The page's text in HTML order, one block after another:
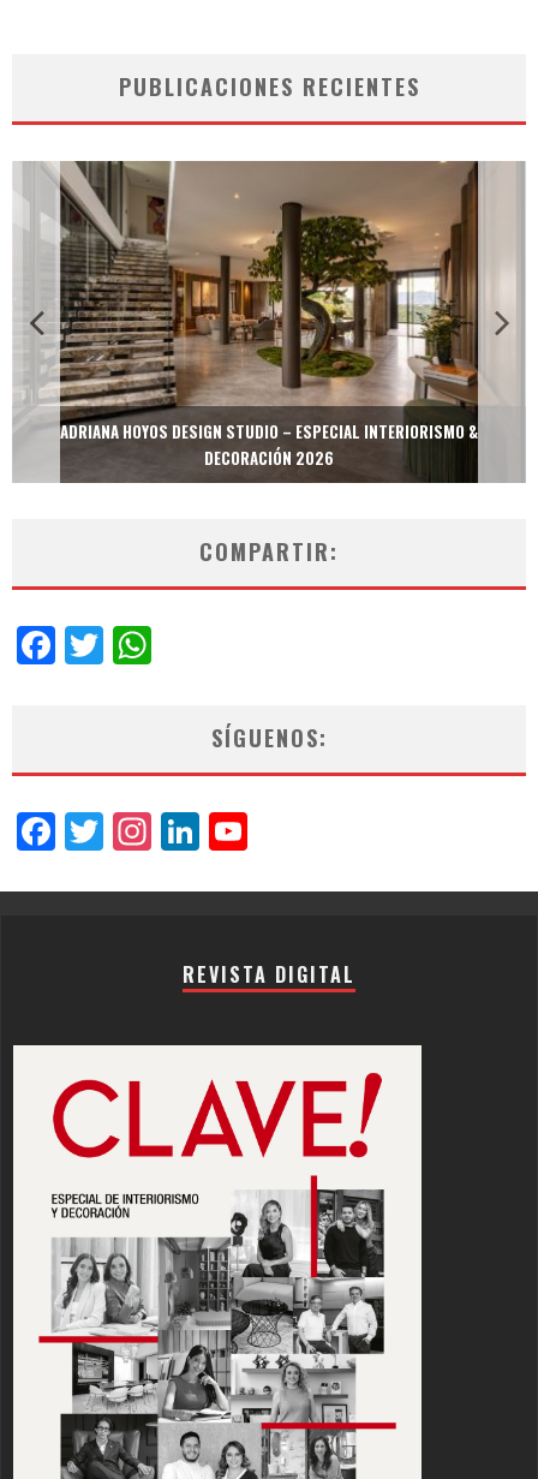
PUBLICACIONES RECIENTES
ADRIANA HOYOS DESIGN STUDIO – ESPECIAL INTERIORISMO &
DECORACIÓN 2026
COMPARTIR:
Facebook
Twitter
SÍGUENOS:
Facebook
Twitter
Instagram
LinkedIn
REVISTA DIGITAL